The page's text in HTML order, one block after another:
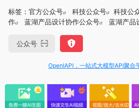
标签： 官方公众号 科技公众号 科技公
作
蓝湖产品设计协作公众号 蓝湖产品
公众号
OpenIAPI，一站式大模型API聚合平台